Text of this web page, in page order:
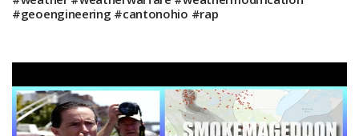
#geoengineering #cantonohio #rap